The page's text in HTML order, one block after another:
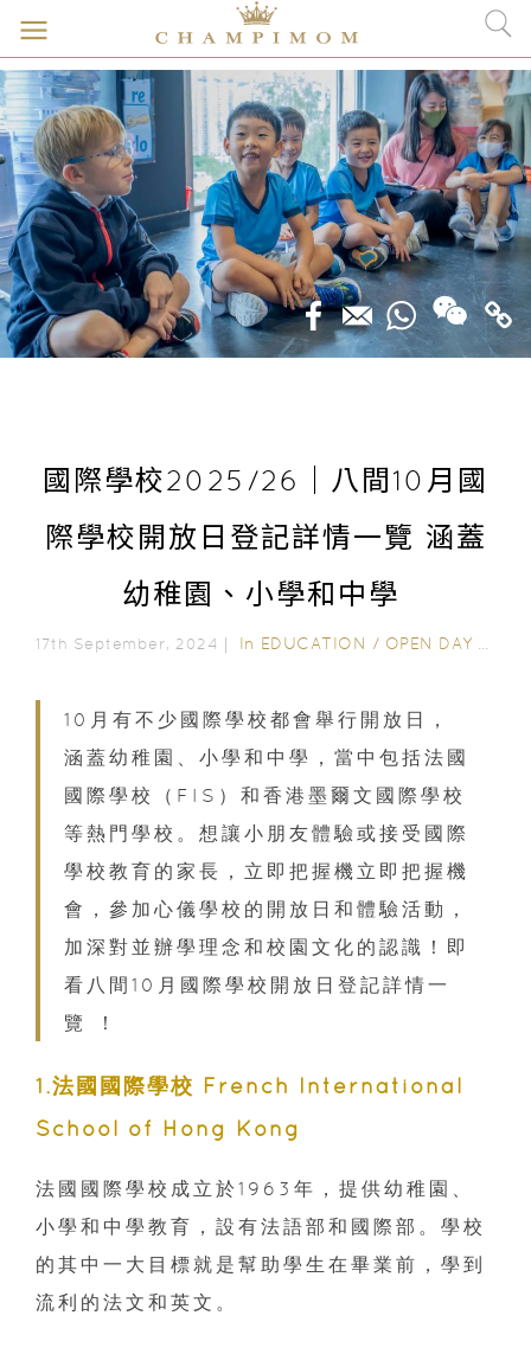
國際學校2025/26｜八間10月國
際學校開放日登記詳情一覽 涵蓋
幼稚園、小學和中學
17th September, 2024｜ In EDUCATION / OPEN DAY & SCHOOL EVENTS
10月有不少國際學校都會舉行開放日，
涵蓋幼稚園、小學和中學，當中包括法國
國際學校（FIS）和香港墨爾文國際學校
等熱門學校。想讓小朋友體驗或接受國際
學校教育的家長，立即把握機立即把握機
會，參加心儀學校的開放日和體驗活動，
加深對並辦學理念和校園文化的認識！即
看八間10月國際學校開放日登記詳情一
覽 ！
1.法國國際學校 French International
School of Hong Kong
法國國際學校成立於1963年，提供幼稚園、
小學和中學教育，設有法語部和國際部。學校
的其中一大目標就是幫助學生在畢業前，學到
流利的法文和英文。